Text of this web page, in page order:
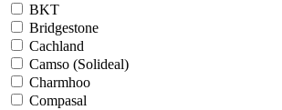
BKT
Bridgestone
Cachland
Camso (Solideal)
Charmhoo
Compasal